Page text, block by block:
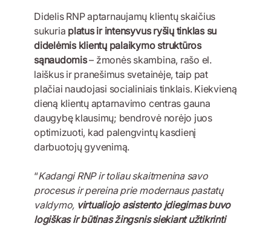
Didelis RNP aptarnaujamų klientų skaičius
sukuria platus ir intensyvus ryšių tinklas su
didelėmis klientų palaikymo struktūros
sąnaudomis– žmonės skambina, rašo el.
laiškus ir pranešimus svetainėje, taip pat
plačiai naudojasi socialiniais tinklais. Kiekvieną
dieną klientų aptarnavimo centras gauna
daugybę klausimų; bendrovė norėjo juos
optimizuoti, kad palengvintų kasdienį
darbuotojų gyvenimą.
“Kadangi RNP ir toliau skaitmenina savo
procesus ir pereina prie modernaus pastatų
valdymo, virtualiojo asistento įdiegimas buvo
logiškas ir būtinas žingsnis siekiant užtikrinti